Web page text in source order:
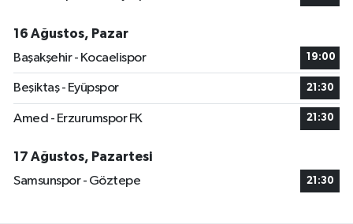
16 Ağustos, Pazar
Başakşehir - Kocaelispor
19:00
Beşiktaş - Eyüpspor 21:30
Amed - Erzurumspor FK 21:30
17 Ağustos, Pazartesi
Samsunspor - Göztepe
21:30